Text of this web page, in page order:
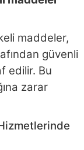
maddeler,
güvenli
edilir. Bu
zarar